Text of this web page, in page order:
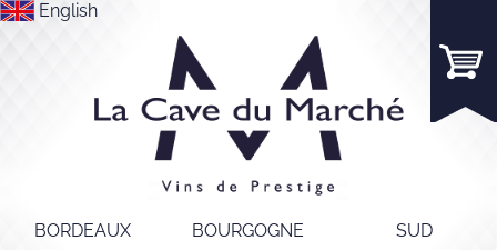
English
BORDEAUX BOURGOGNE
SUD